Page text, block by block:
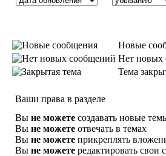
Новые
Нет новых
Тема
Ваши права в разделе
Вы не можете создавать новые
Вы не можете отвечать в темах
Вы не можете прикреплять
Вы не можете редактировать свои